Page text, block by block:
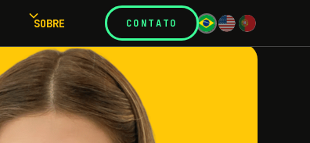
SOBRE CONTATO